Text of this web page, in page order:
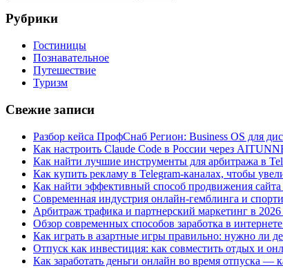
Рубрики
Гостиницы
Познавательное
Путешествие
Туризм
Свежие записи
Разбор кейса ПрофСнаб Регион: Business OS для
Как настроить Claude Code в России через
Как найти лучшие инструменты для арбитража в
Как купить рекламу в Telegram-каналах, чтобы
Как найти эффективный способ продвижения сайта
Современная индустрия онлайн-гемблинга и
Арбитраж трафика и партнерский маркетинг в 2026
Обзор современных способов заработка в
Как играть в азартные игры правильно: нужно ли
Отпуск как инвестиция: как совместить отдых и
Как заработать деньги онлайн во время отпуска —